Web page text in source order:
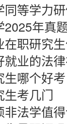
同等学力
2025年真
职研究生
就业的法
生哪个好考
生考几门
非法学值